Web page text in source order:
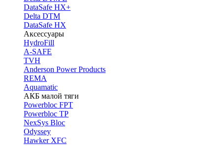
DataSafe HX+
Delta DTM
DataSafe HX
Аксессуары
HydroFill
A-SAFE
TVH
Anderson Power Products
REMA
Aquamatic
АКБ малой тяги
Powerbloc FPT
Powerbloc TP
NexSys Bloc
Odyssey
Hawker XFC